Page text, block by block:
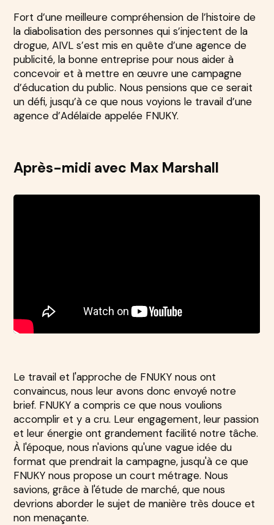
Fort d’une meilleure compréhension de l’histoire de
la diabolisation des personnes qui s’injectent de la
drogue, AIVL s’est mis en quête d’une agence de
publicité, la bonne entreprise pour nous aider à
concevoir et à mettre en œuvre une campagne
d’éducation du public. Nous pensions que ce serait
un défi, jusqu’à ce que nous voyions le travail d’une
agence d’Adélaïde appelée FNUKY.
Après-midi avec Max Marshall
Le travail et l'approche de FNUKY nous ont
convaincus, nous leur avons donc envoyé notre
brief. FNUKY a compris ce que nous voulions
accomplir et y a cru. Leur engagement, leur passion
et leur énergie ont grandement facilité notre tâche.
À l'époque, nous n'avions qu'une vague idée du
format que prendrait la campagne, jusqu'à ce que
FNUKY nous propose un court métrage. Nous
savions, grâce à l'étude de marché, que nous
devrions aborder le sujet de manière très douce et
non menaçante.